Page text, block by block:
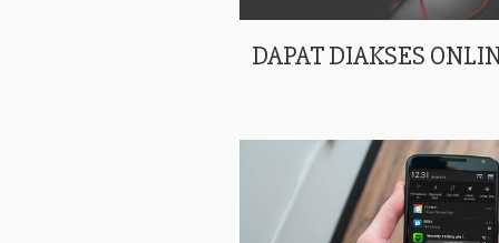
DAPAT DIAKSES